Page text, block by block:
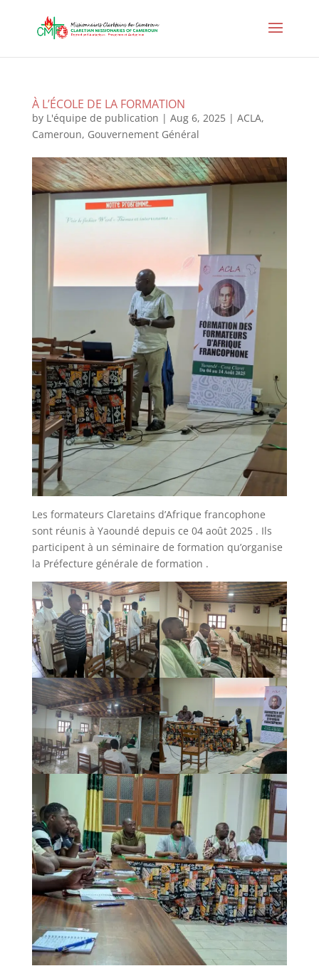
À L’ÉCOLE DE LA FORMATION
by L'équipe de publication | Aug 6, 2025| ACLA,
Cameroun, Gouvernement Général
Les formateurs Claretains d’Afrique francophone
sont réunis à Yaoundé depuis ce 04 août 2025 . Ils
participent à un séminaire de formation qu’organise
la Préfecture générale de formation .